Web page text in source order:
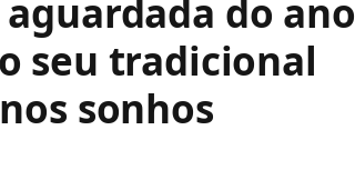
do ano
seu tradicional
sonhos